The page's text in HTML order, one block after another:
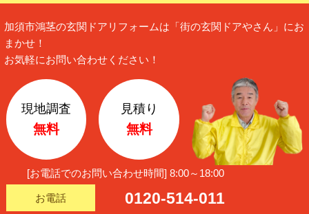
加須市鴻茎の玄関ドアリフォームは「街の玄関ドアやさん」にお
まかせ！
お気軽にお問い合わせください！
現地調査
無料
見積り
無料
[お電話でのお問い合わせ時間] 8:00～18:00
お電話 0120-514-011